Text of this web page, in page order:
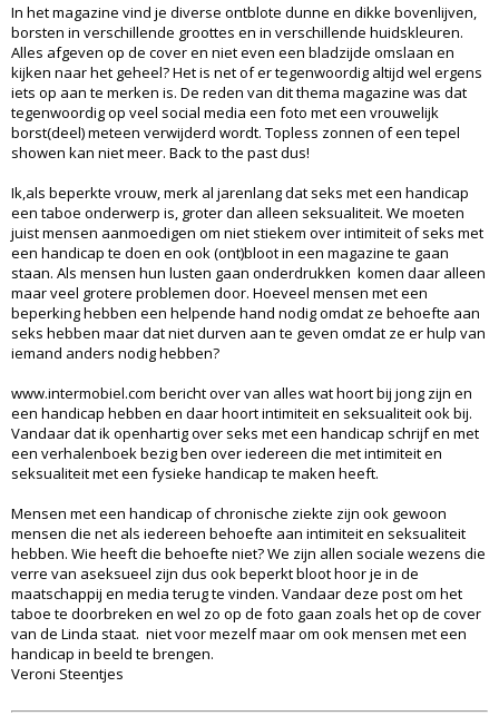
In het magazine vind je diverse ontblote dunne en dikke bovenlijven,
borsten in verschillende groottes en in verschillende huidskleuren.
Alles afgeven op de cover en niet even een bladzijde omslaan en
kijken naar het geheel? Het is net of er tegenwoordig altijd wel ergens
iets op aan te merken is. De reden van dit thema magazine was dat
tegenwoordig op veel social media een foto met een vrouwelijk
borst(deel) meteen verwijderd wordt. Topless zonnen of een tepel
showen kan niet meer. Back to the past dus!
Ik,als beperkte vrouw, merk al jarenlang dat seks met een handicap
een taboe onderwerp is, groter dan alleen seksualiteit. We moeten
juist mensen aanmoedigen om niet stiekem over intimiteit of seks met
een handicap te doen en ook (ont)bloot in een magazine te gaan
staan. Als mensen hun lusten gaan onderdrukken komen daar alleen
maar veel grotere problemen door. Hoeveel mensen met een
beperking hebben een helpende hand nodig omdat ze behoefte aan
seks hebben maar dat niet durven aan te geven omdat ze er hulp van
iemand anders nodig hebben?
www.intermobiel.com bericht over van alles wat hoort bij jong zijn en
een handicap hebben en daar hoort intimiteit en seksualiteit ook bij.
Vandaar dat ik openhartig over seks met een handicap schrijf en met
een verhalenboek bezig ben over iedereen die met intimiteit en
seksualiteit met een fysieke handicap te maken heeft.
Mensen met een handicap of chronische ziekte zijn ook gewoon
mensen die net als iedereen behoefte aan intimiteit en seksualiteit
hebben. Wie heeft die behoefte niet? We zijn allen sociale wezens die
verre van aseksueel zijn dus ook beperkt bloot hoor je in de
maatschappij en media terug te vinden. Vandaar deze post om het
taboe te doorbreken en wel zo op de foto gaan zoals het op de cover
van de Linda staat. niet voor mezelf maar om ook mensen met een
handicap in beeld te brengen.
Veroni Steentjes